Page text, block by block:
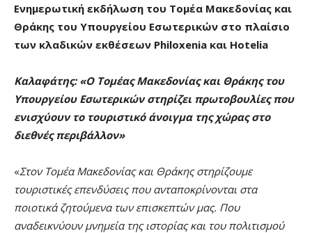
Ενημερωτική εκδήλωση του Τομέα Μακεδονίας και
Θράκης του Υπουργείου Εσωτερικών στο πλαίσιο
των κλαδικών εκθέσεων Philoxenia και Hotelia
Καλαφάτης: «Ο Τομέας Μακεδονίας και Θράκης του
Υπουργείου Εσωτερικών στηρίζει πρωτοβουλίες που
ενισχύουν το τουριστικό άνοιγμα της χώρας στο
διεθνές περιβάλλον»
«Στον Τομέα Μακεδονίας και Θράκης στηρίζουμε
τουριστικές επενδύσεις που ανταποκρίνονται στα
ποιοτικά ζητούμενα των επισκεπτών μας. Που
αναδεικνύουν μνημεία της ιστορίας και του πολιτισμού